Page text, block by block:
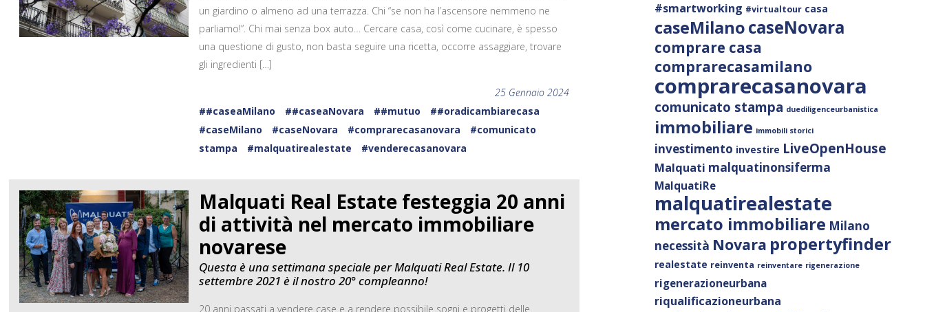
un giardino o almeno ad una terrazza. Chi “se non ha l’ascensore nemmeno ne
parliamo!”. Chi mai senza box auto… Cercare casa, così come cucinare, è spesso
una questione di gusto, non basta seguire una ricetta, occorre assaggiare, trovare
gli ingredienti […]
25 Gennaio 2024
##caseaMilano
##caseaNovara ##mutuo
##oradicambiarecasa
#caseMilano
#caseNovara #comprarecasanovara
#comunicato
stampa
#malquatirealestate #venderecasanovara
Malquati Real Estate festeggia 20 anni
di attività nel mercato immobiliare
novarese
Questa è una settimana speciale per Malquati Real Estate. Il 10
settembre 2021 è il nostro 20° compleanno!
20 anni passati a vendere case e a rendere possibile sogni e progetti delle
#smartworking #virtualtour casa
caseMilanocaseNovara
comprare casa
comprarecasamilano
comprarecasanovara
comunicato stampa duediligenceurbanistica
immobiliare immobili storici
investimento investire LiveOpenHouse
Malquati malquatinonsiferma
MalquatiRe
malquatirealestate
mercato immobiliare Milano
necessità Novara propertyfinder
realestate reinventa reinventare rigenerazione
rigenerazioneurbana
riqualificazioneurbana